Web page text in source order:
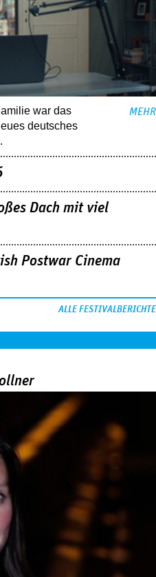
war das
deutsches
MEHR
Dach mit viel
Postwar Cinema
ALLE FESTIVALBERICHTE